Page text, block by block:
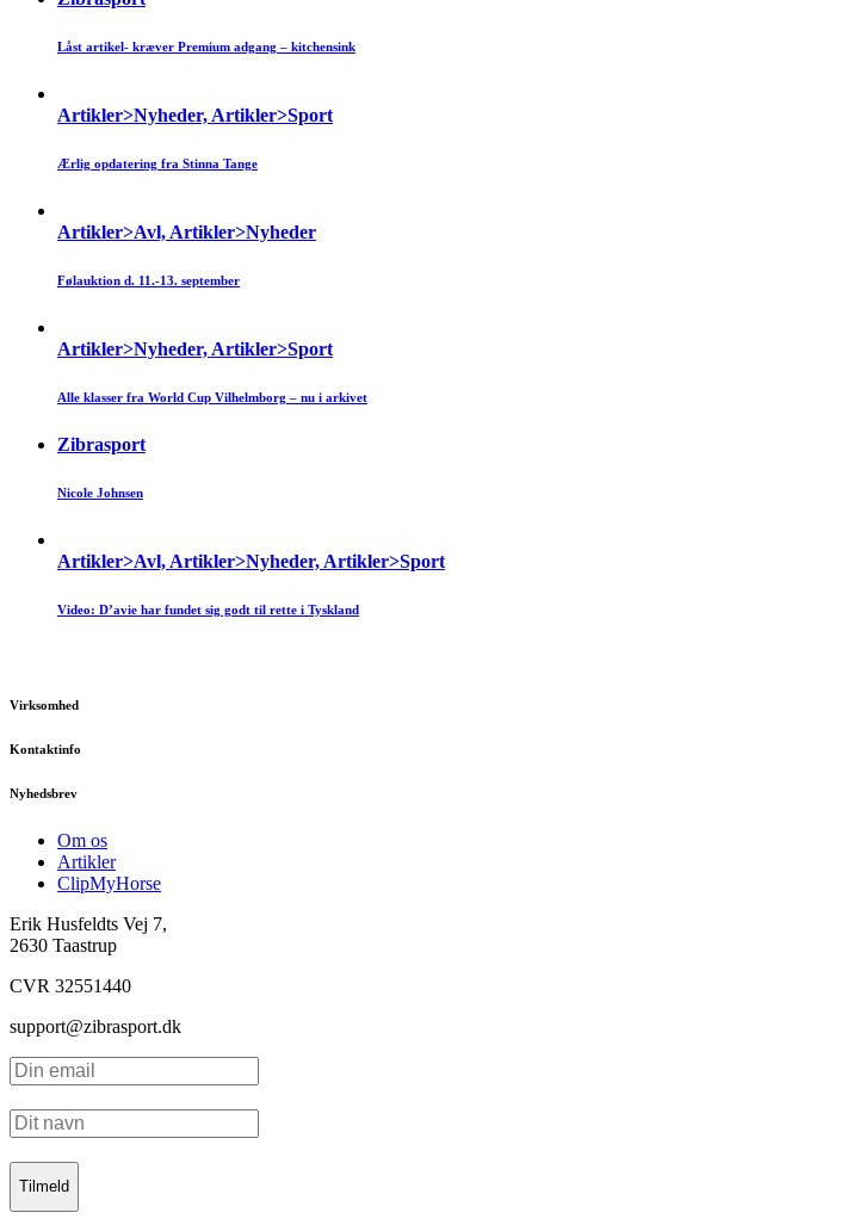
Låst artikel- kræver Premium adgang – kitchensink
Artikler>Nyheder, Artikler>Sport
Ærlig opdatering fra Stinna Tange
Artikler>Avl, Artikler>Nyheder
Følauktion d. 11.-13. september
Artikler>Nyheder, Artikler>Sport
Alle klasser fra World Cup Vilhelmborg – nu i arkivet
Zibrasport
Nicole Johnsen
Artikler>Avl, Artikler>Nyheder, Artikler>Sport
Video: D’avie har fundet sig godt til rette i Tyskland
Virksomhed
Kontaktinfo
Nyhedsbrev
Om os
Artikler
ClipMyHorse
Erik Husfeldts Vej 7,
2630 Taastrup
CVR 32551440
support@zibrasport.dk
Tilmeld